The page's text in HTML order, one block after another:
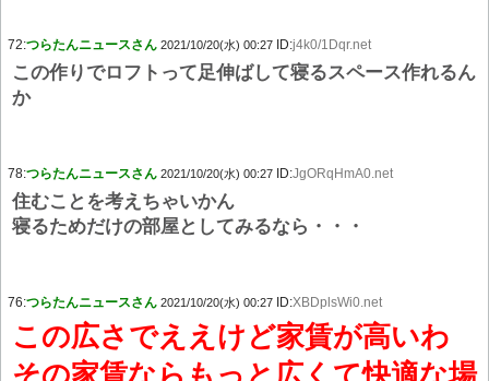
72:つらたんニュースさん 2021/10/20(水) 00:27 ID:j4k0/1Dqr.net
この作りでロフトって足伸ばして寝るスペース作れるん
か
78:つらたんニュースさん 2021/10/20(水) 00:27 ID:JgORqHmA0.net
住むことを考えちゃいかん
寝るためだけの部屋としてみるなら・・・
76:つらたんニュースさん 2021/10/20(水) 00:27 ID:XBDplsWi0.net
この広さでええけど家賃が高いわ
その家賃ならもっと広くて快適な場